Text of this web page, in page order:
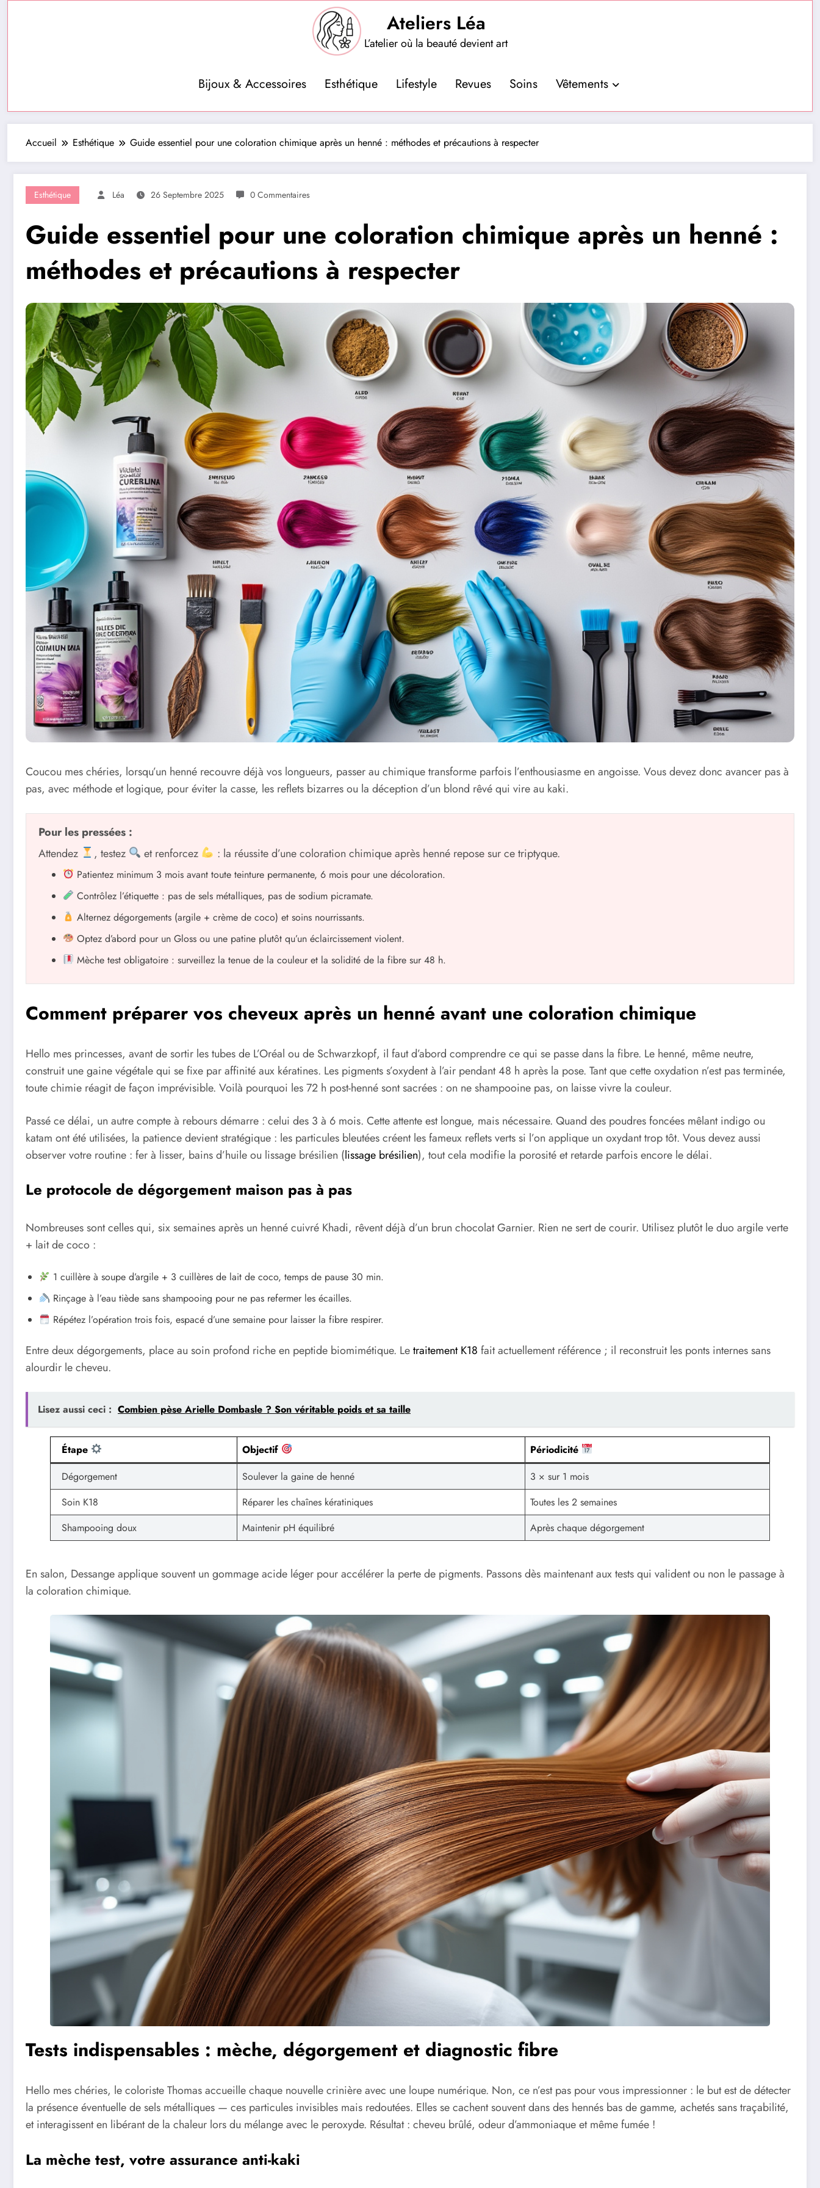
Ateliers Léa
L’atelier où la beauté devient art
Bijoux & Accessoires Esthétique Lifestyle Revues Soins Vêtements
Accueil Esthétique Guide essentiel pour une coloration chimique après un henné : méthodes et précautions à respecter
Esthétique Léa 26 Septembre 2025 0 Commentaires
Guide essentiel pour une coloration chimique après un henné :
méthodes et précautions à respecter
Coucou mes chéries, lorsqu’un henné recouvre déjà vos longueurs, passer au chimique transforme parfois l’enthousiasme en angoisse. Vous devez donc avancer pas à
pas, avec méthode et logique, pour éviter la casse, les reflets bizarres ou la déception d’un blond rêvé qui vire au kaki.
Pour les pressées :
Attendez
, testez et renforcez : la réussite d’une coloration chimique après henné repose sur ce triptyque.
Patientez minimum 3 mois avant toute teinture permanente, 6 mois pour une décoloration.
Contrôlez l’étiquette : pas de sels métalliques, pas de sodium picramate.
Alternez dégorgements (argile + crème de coco) et soins nourrissants.
Optez d’abord pour un Gloss ou une patine plutôt qu’un éclaircissement violent.
Mèche test obligatoire : surveillez la tenue de la couleur et la solidité de la fibre sur 48 h.
Comment préparer vos cheveux après un henné avant une coloration chimique
Hello mes princesses, avant de sortir les tubes de L’Oréal ou de Schwarzkopf, il faut d’abord comprendre ce qui se passe dans la fibre. Le henné, même neutre,
construit une gaine végétale qui se fixe par affinité aux kératines. Les pigments s’oxydent à l’air pendant 48 h après la pose. Tant que cette oxydation n’est pas terminée,
toute chimie réagit de façon imprévisible. Voilà pourquoi les 72 h post-henné sont sacrées : on ne shampooine pas, on laisse vivre la couleur.
Passé ce délai, un autre compte à rebours démarre : celui des 3 à 6 mois. Cette attente est longue, mais nécessaire. Quand des poudres foncées mêlant indigo ou
katam ont été utilisées, la patience devient stratégique : les particules bleutées créent les fameux reflets verts si l’on applique un oxydant trop tôt. Vous devez aussi
observer votre routine : fer à lisser, bains d’huile ou lissage brésilien (lissage brésilien), tout cela modifie la porosité et retarde parfois encore le délai.
Le protocole de dégorgement maison pas à pas
Nombreuses sont celles qui, six semaines après un henné cuivré Khadi, rêvent déjà d’un brun chocolat Garnier. Rien ne sert de courir. Utilisez plutôt le duo argile verte
+ lait de coco :
1 cuillère à soupe d’argile + 3 cuillères de lait de coco, temps de pause 30 min.
Rinçage à l’eau tiède sans shampooing pour ne pas refermer les écailles.
Répétez l’opération trois fois, espacé d’une semaine pour laisser la fibre respirer.
Entre deux dégorgements, place au soin profond riche en peptide biomimétique. Letraitement K18 fait actuellement référence ; il reconstruit les ponts internes sans
alourdir le cheveu.
Lisez aussi ceci : Combien pèse Arielle Dombasle ? Son véritable poids et sa taille
Étape Objectif
Périodicité
Dégorgement
Soulever la gaine de henné
3 × sur 1 mois
Soin K18
Réparer les chaînes kératiniques
Toutes les 2 semaines
Shampooing doux
Maintenir pH équilibré Après chaque dégorgement
En salon, Dessange applique souvent un gommage acide léger pour accélérer la perte de pigments. Passons dès maintenant aux tests qui valident ou non le passage à
la coloration chimique.
Tests indispensables : mèche, dégorgement et diagnostic fibre
Hello mes chéries, le coloriste Thomas accueille chaque nouvelle crinière avec une loupe numérique. Non, ce n’est pas pour vous impressionner : le but est de détecter
la présence éventuelle de sels métalliques — ces particules invisibles mais redoutées. Elles se cachent souvent dans des hennés bas de gamme, achetés sans traçabilité,
et interagissent en libérant de la chaleur lors du mélange avec le peroxyde. Résultat : cheveu brûlé, odeur d’ammoniaque et même fumée !
La mèche test, votre assurance anti-kaki